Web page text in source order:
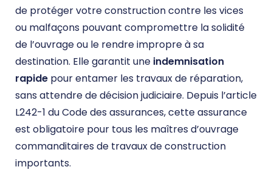
de protéger votre construction contre les vices
ou malfaçons pouvant compromettre la solidité
de l’ouvrage ou le rendre impropre à sa
destination. Elle garantit une indemnisation
rapide pour entamer les travaux de réparation,
sans attendre de décision judiciaire. Depuis l’article
L242-1 du Code des assurances, cette assurance
est obligatoire pour tous les maîtres d’ouvrage
commanditaires de travaux de construction
importants.